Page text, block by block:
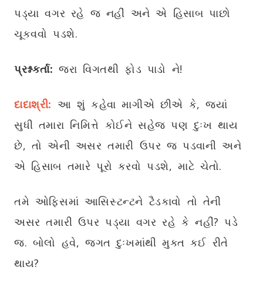
પડ્યા વગર રહે જ નહીં અને એ હિસાબ પાછો
ચૂકવવો પડશે.
પ્રશ્નકર્તા: જરા વિગતથી ફોડ પાડો ને!
દાદાશ્રી: આ શું કહેવા માગીએ છીએ કે, જ્યાં
સુધી તમારા નિમિત્તે કોઈને સહેજ પણ દુઃખ થાય
છે, તો એની અસર તમારી ઉપર જ પડવાની અને
એ હિસાબ તમારે પૂરો કરવો પડશે, માટે ચેતો.
તમે ઓફિસમાં આસિસ્ટન્ટને ટૈડકાવો તો તેની
અસર તમારી ઉપર પડ્યા વગર રહે કે નહીં? પડે
જ. બોલો હવે, જગત દુઃખમાંથી મુક્ત કઈ રીતે
થાય?